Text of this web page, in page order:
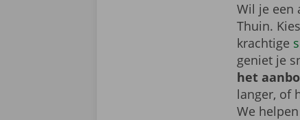
Wil je een
Thuin.
krachtige
geniet je
het
langer, of
We